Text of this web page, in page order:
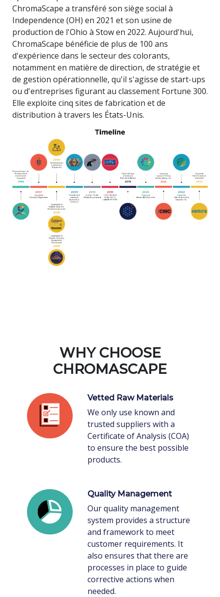
ChromaScape a transféré son siège social à
Independence (OH) en 2021 et son usine de
production de l'Ohio à Stow en 2022. Aujourd'hui,
ChromaScape bénéficie de plus de 100 ans
d'expérience dans le secteur des colorants,
notamment en matière de direction, de stratégie et
de gestion opérationnelle, qu'il s'agisse de start-ups
ou d'entreprises figurant au classement Fortune 300.
Elle exploite cinq sites de fabrication et de
distribution à travers les États-Unis.
WHY CHOOSE
CHROMASCAPE
Vetted Raw Materials
We only use known and
trusted suppliers with a
Certificate of Analysis (COA)
to ensure the best possible
products.
Quality Management
Our quality management
system provides a structure
and framework to meet
customer requirements. It
also ensures that there are
processes in place to guide
corrective actions when
needed.